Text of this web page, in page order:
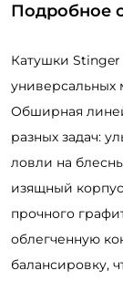
Подробное
Катушки
универсальных
Обширная
разных задач:
ловли на
изящный
прочного
облегченную
балансировку,